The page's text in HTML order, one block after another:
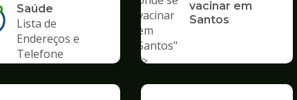
Saúde
Lista de
Endereços e
Telefone
vacinar
em
Santos"
/>
vacinar em
Santos